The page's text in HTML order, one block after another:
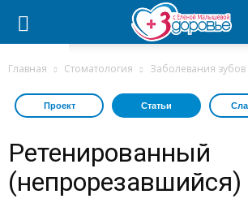
Главная Стоматология Заболевания зубов
Проект Статьи
Ретенированный
(непрорезавшийся)